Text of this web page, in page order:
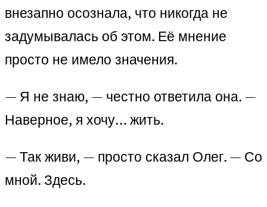
внезапно осознала, что никогда не
задумывалась об этом. Её мнение
просто не имело значения.
— Я не знаю, — честно ответила она. —
Наверное, я хочу… жить.
— Так живи, — просто сказал Олег. — Со
мной. Здесь.